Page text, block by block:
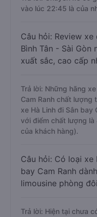
vào lúc 22:45 là của
Câu hỏi: Review
Bình Tân - Sài
xuất sắc, cao cấp
Trả lời: Những hãng
Cam Ranh chất lượng
xe Hà Linh đi Sân bay
với điểm chất lượng
của khách hàng).
Câu hỏi: Có loại xe
bay Cam Ranh
limousine phòng
Trả lời: Hiện tại chưa